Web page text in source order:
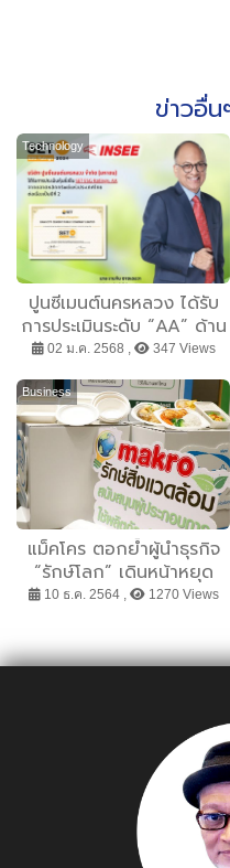
ข่าวอื่
Technology
ปูนซีเมนต์นครหลวง ได้รับ
การประเมินระดับ “AA” ด้าน
ESG Rating จาก SET เป็น
ปีที่สองติดต่อกัน
02 ม.ค. 2568 , 347 Views
Business
แม็คโคร ตอกย้ำผู้นำธุรกิจ
“รักษ์โลก” เดินหน้าหยุด
จำหน่ายโฟมบรรจุอาหารทุก
ภัณฑ์เป็นมิตรต่อสิ่งแวดล้อม
10 ธ.ค. 2564 , 1270 Views